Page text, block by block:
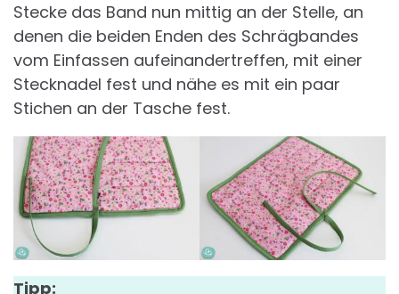
Stecke das Band nun mittig an der Stelle, an
denen die beiden Enden des Schrägbandes
vom Einfassen aufeinandertreffen, mit einer
Stecknadel fest und nähe es mit ein paar
Stichen an der Tasche fest.
Tipp: